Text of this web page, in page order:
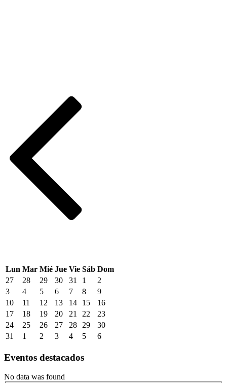
Lun Mar Mié Jue Vie Sáb Dom
27
28 29 30 31 1
2
3
4 5 6 7 8
9
10
11 12 13 14 15
16
17
18 19 20 21 22
23
24
25 26 27 28 29
30
31
1 2 3 4 5 6
Eventos destacados
No data was found